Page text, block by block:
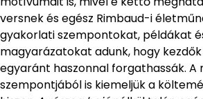
versnek és egész Rimbaud-i
gyakorlati szempontokat, példákat
magyarázatokat adunk, hogy
egyaránt haszonnal forgathassák. A
szempontjából is kiemeljük a